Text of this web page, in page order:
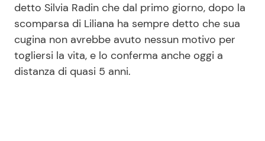
detto Silvia Radin che dal primo giorno, dopo la
scomparsa di Liliana ha sempre detto che sua
cugina non avrebbe avuto nessun motivo per
togliersi la vita, e lo conferma anche oggi a
distanza di quasi 5 anni.